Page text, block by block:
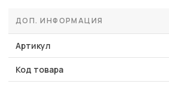
ДОП. ИНФОРМАЦИЯ
Артикул
Код товара